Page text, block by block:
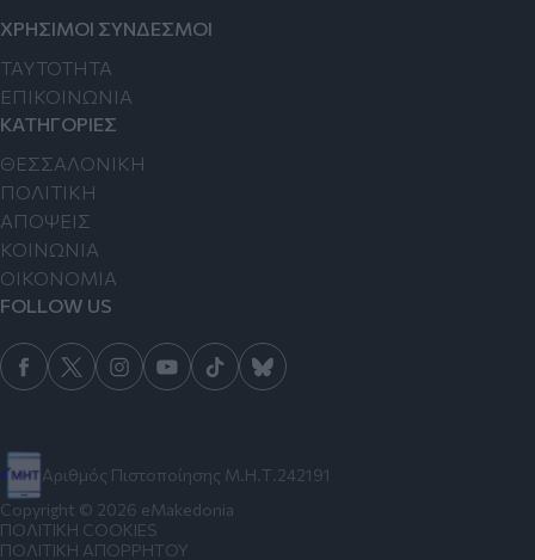
Αριθμός Πιστοποίησης Μ.Η.Τ.242191
ΧΡΗΣΙΜΟΙ ΣΥΝΔΕΣΜΟΙ
TAYTOTHTA
ΕΠΙΚΟΙΝΩΝΙΑ
ΚΑΤΗΓΟΡΙΕΣ
ΘΕΣΣΑΛΟΝΙΚΗ
ΠΟΛΙΤΙΚΗ
ΑΠΟΨΕΙΣ
ΚΟΙΝΩΝΙΑ
ΟΙΚΟΝΟΜΙΑ
FOLLOW US
Copyright © 2026 eMakedonia
ΠΟΛΙΤΙΚΗ COOKIES
ΠΟΛΙΤΙΚΗ ΑΠΟΡΡΗΤΟΥ